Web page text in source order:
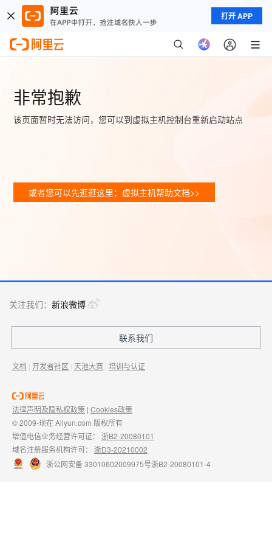
打开 APP
非常抱歉
该页面暂时无法访问，您可以到虚拟主机控制台重新启动站点
或者您可以先逛逛这里：虚拟主机帮助文档>>